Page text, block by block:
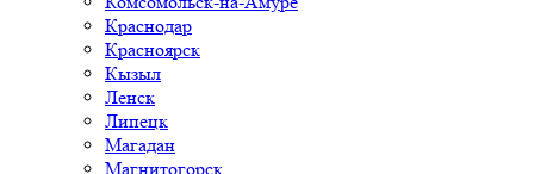
Краснодар
Красноярск
Кызыл
Ленск
Липецк
Магадан
Магнитогорск